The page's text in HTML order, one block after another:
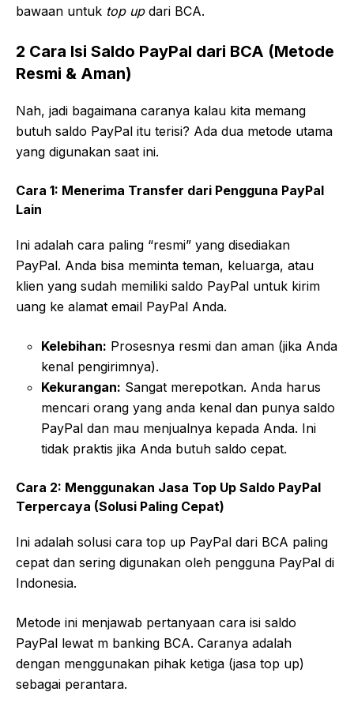
bawaan untuk top updari BCA.
2 Cara Isi Saldo PayPal dari BCA (Metode
Resmi & Aman)
Nah, jadi bagaimana caranya kalau kita memang
butuh saldo PayPal itu terisi? Ada dua metode utama
yang digunakan saat ini.
Cara 1: Menerima Transfer dari Pengguna PayPal
Lain
Ini adalah cara paling “resmi” yang disediakan
PayPal. Anda bisa meminta teman, keluarga, atau
klien yang sudah memiliki saldo PayPal untuk kirim
uang ke alamat email PayPal Anda.
Kelebihan: Prosesnya resmi dan aman (jika Anda
kenal pengirimnya).
Kekurangan: Sangat merepotkan. Anda harus
mencari orang yang anda kenal dan punya saldo
PayPal dan mau menjualnya kepada Anda. Ini
tidak praktis jika Anda butuh saldo cepat.
Cara 2: Menggunakan Jasa Top Up Saldo PayPal
Terpercaya (Solusi Paling Cepat)
Ini adalah solusi cara top up PayPal dari BCA paling
cepat dan sering digunakan oleh pengguna PayPal di
Indonesia.
Metode ini menjawab pertanyaan cara isi saldo
PayPal lewat m banking BCA. Caranya adalah
dengan menggunakan pihak ketiga (jasa top up)
sebagai perantara.